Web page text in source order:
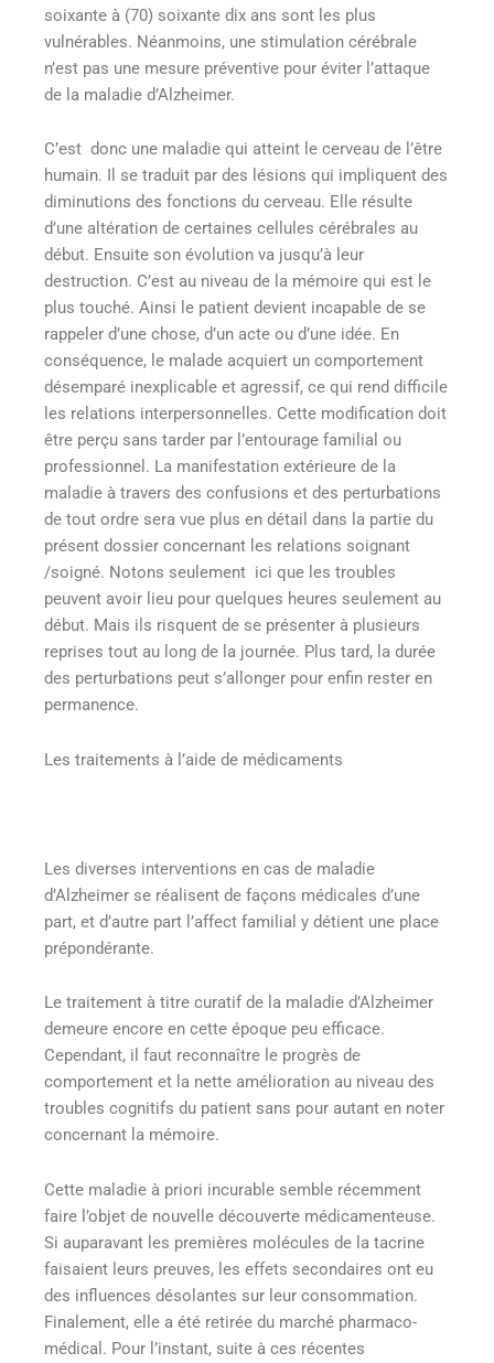
soixante à (70) soixante dix ans sont les plus
vulnérables. Néanmoins, une stimulation cérébrale
n’est pas une mesure préventive pour éviter l’attaque
de la maladie d’Alzheimer.
C’est donc une maladie qui atteint le cerveau de l’être
humain. Il se traduit par des lésions qui impliquent des
diminutions des fonctions du cerveau. Elle résulte
d’une altération de certaines cellules cérébrales au
début. Ensuite son évolution va jusqu’à leur
destruction. C’est au niveau de la mémoire qui est le
plus touché. Ainsi le patient devient incapable de se
rappeler d’une chose, d’un acte ou d’une idée. En
conséquence, le malade acquiert un comportement
désemparé inexplicable et agressif, ce qui rend difficile
les relations interpersonnelles. Cette modification doit
être perçu sans tarder par l’entourage familial ou
professionnel. La manifestation extérieure de la
maladie à travers des confusions et des perturbations
de tout ordre sera vue plus en détail dans la partie du
présent dossier concernant les relations soignant
/soigné. Notons seulement ici que les troubles
peuvent avoir lieu pour quelques heures seulement au
début. Mais ils risquent de se présenter à plusieurs
reprises tout au long de la journée. Plus tard, la durée
des perturbations peut s’allonger pour enfin rester en
permanence.
Les traitements à l’aide de médicaments
Les diverses interventions en cas de maladie
d’Alzheimer se réalisent de façons médicales d’une
part, et d’autre part l’affect familial y détient une place
prépondérante.
Le traitement à titre curatif de la maladie d’Alzheimer
demeure encore en cette époque peu efficace.
Cependant, il faut reconnaître le progrès de
comportement et la nette amélioration au niveau des
troubles cognitifs du patient sans pour autant en noter
concernant la mémoire.
Cette maladie à priori incurable semble récemment
faire l’objet de nouvelle découverte médicamenteuse.
Si auparavant les premières molécules de la tacrine
faisaient leurs preuves, les effets secondaires ont eu
des influences désolantes sur leur consommation.
Finalement, elle a été retirée du marché pharmaco-
médical. Pour l’instant, suite à ces récentes